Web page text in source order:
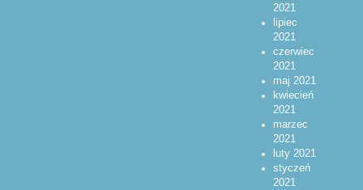
2021
lipiec
2021
czerwiec
2021
maj 2021
kwiecień
2021
marzec
2021
luty 2021
styczeń
2021